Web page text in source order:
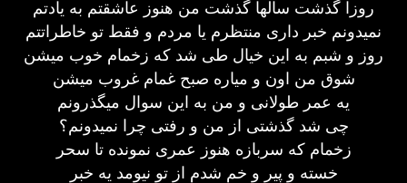
روزا گذشت سالها گذشت من هنوز عاشقتم به یادتم
نمیدونم خبر داری منتظرم یا مردم و فقط تو خاطراتتم
روز و شبم به این خیال طی شد که زخمام خوب میشن
شوق من اون و میاره صبح غمام غروب میشن
یه عمر طولانی و من به این سوال میگذرونم
چی شد گذشتی از من و رفتی چرا نمیدونم؟
زخمام که سربازه هنوز عمری نمونده تا سحر
خسته و پیر و خم شدم از تو نیومد یه خبر